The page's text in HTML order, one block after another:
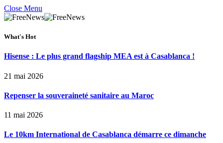
Close Menu
What's Hot
Hisense : Le plus grand flagship MEA est à Casablanca !
21 mai 2026
Repenser la souveraineté sanitaire au Maroc
11 mai 2026
Le 10km International de Casablanca démarre ce dimanche